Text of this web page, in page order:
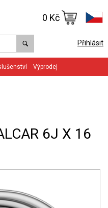
Přihlásit
0 Kč
Výprodej
6J X 16